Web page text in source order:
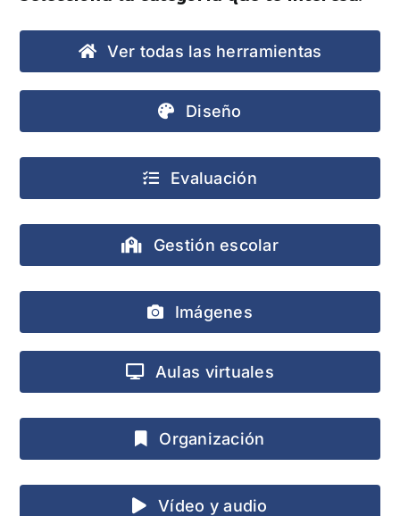
Ver todas las herramientas
Diseño
Evaluación
Gestión escolar
Imágenes
Aulas virtuales
Organización
Vídeo y audio